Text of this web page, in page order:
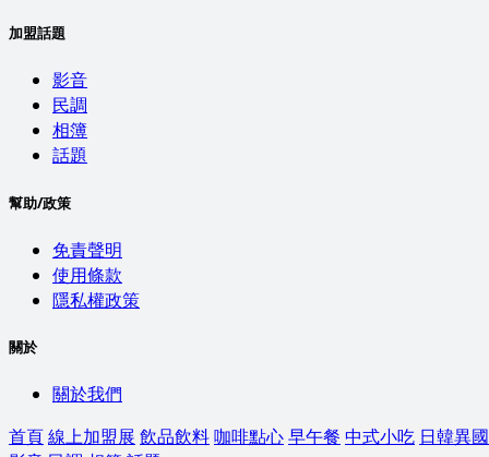
加盟話題
影音
民調
相簿
話題
幫助/政策
免責聲明
使用條款
隱私權政策
關於
關於我們
首頁線上加盟展 飲品飲料咖啡點心早午餐 中式小吃 日韓異國